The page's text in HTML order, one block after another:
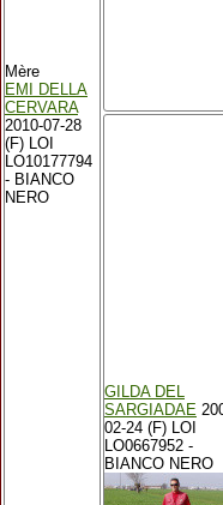
Mère
EMI DELLA
CERVARA
2010-07-28
(F) LOI
LO10177794
- BIANCO
NERO
GILDA DEL
SARGIADAE
02-24 (F) LOI
LO0667952 -
BIANCO NERO